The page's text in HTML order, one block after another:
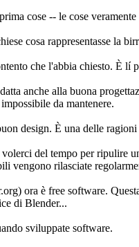
cose -- le cose
cosa rappresentasse la
che l'abbia chiesto. È lí
anche alla buona
da mantenere.
design. È una delle ragioni
del tempo per ripulire
vengono rilasciate
ora è free software.
di Blender...
sviluppate software.